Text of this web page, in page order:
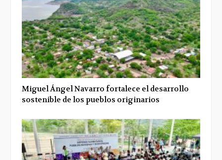
Miguel Ángel Navarro fortalece el desarrollo
sostenible de los pueblos originarios